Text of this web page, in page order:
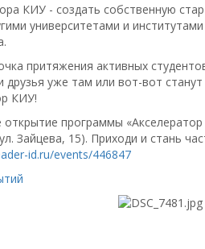
КИУ - создать собственную
университетами и
притяжения активных
уже там или вот-вот
КИУ!
программы
Зайцева, 15). Приходи и стань
id.ru/events/446847